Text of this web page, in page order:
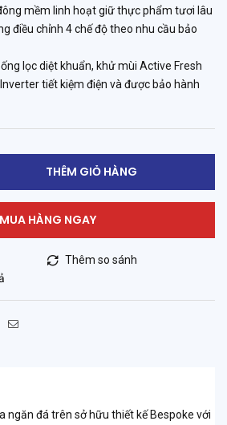
mềm linh hoạt giữ thực phẩm tươi lâu
điều chỉnh 4 chế độ theo nhu cầu bảo
lọc diệt khuẩn, khử mùi Active Fresh
tiết kiệm điện và được bảo hành
THÊM GIỎ HÀNG
MUA HÀNG NGAY
Thêm so sánh
ngăn đá trên sở hữu thiết kế Bespoke với